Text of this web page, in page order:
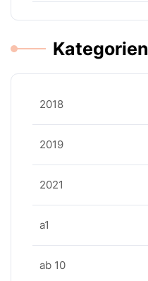
Kategorien
2018
2019
2021
a1
ab 10